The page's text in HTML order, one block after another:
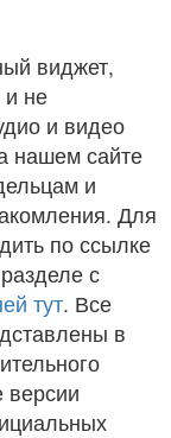
виджет,
и не
и видео
нашем сайте
и
Для
по ссылке
с
тут. Все
в